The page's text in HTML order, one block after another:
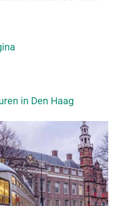
in Den Haag